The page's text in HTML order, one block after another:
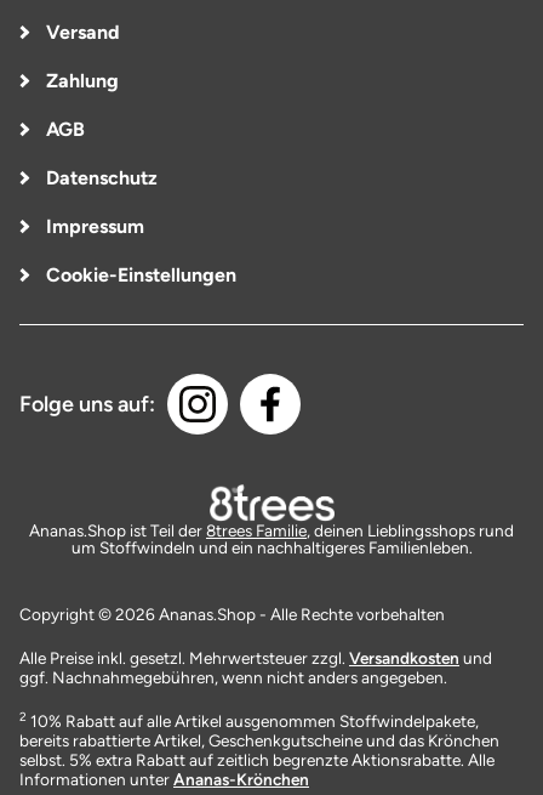
Versand
Zahlung
AGB
Datenschutz
Impressum
Cookie-Einstellungen
Folge uns auf:
Ananas.Shop ist Teil der8trees Familie, deinen Lieblingsshops rund
um Stoffwindeln und ein nachhaltigeres Familienleben.
Copyright © 2026 Ananas.Shop - Alle Rechte vorbehalten
Alle Preise inkl. gesetzl. Mehrwertsteuer zzgl. Versandkosten und
ggf. Nachnahmegebühren, wenn nicht anders angegeben.
2 10% Rabatt auf alle Artikel ausgenommen Stoffwindelpakete,
bereits rabattierte Artikel, Geschenkgutscheine und das Krönchen
selbst. 5% extra Rabatt auf zeitlich begrenzte Aktionsrabatte. Alle
Informationen unterAnanas-Krönchen